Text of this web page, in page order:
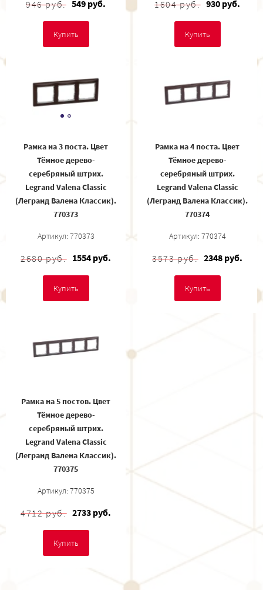
946 руб. 549 руб.
Купить
1604 руб. 930 руб.
Купить
Рамка на 3 поста. Цвет
Тёмное дерево-
серебряный штрих.
Legrand Valena Classic
(Легранд Валена Классик).
770373
Артикул: 770373
2680 руб. 1554 руб.
Купить
Рамка на 4 поста. Цвет
Тёмное дерево-
серебряный штрих.
Legrand Valena Classic
(Легранд Валена Классик).
770374
Артикул: 770374
3573 руб. 2348 руб.
Купить
Рамка на 5 постов. Цвет
Тёмное дерево-
серебряный штрих.
Legrand Valena Classic
(Легранд Валена Классик).
770375
Артикул: 770375
4712 руб. 2733 руб.
Купить